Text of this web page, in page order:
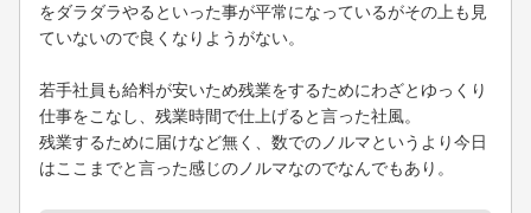
をダラダラやるといった事が平常になっているがその上も見
ていないので良くなりようがない。
若手社員も給料が安いため残業をするためにわざとゆっくり
仕事をこなし、残業時間で仕上げると言った社風。
残業するために届けなど無く、数でのノルマというより今日
はここまでと言った感じのノルマなのでなんでもあり。